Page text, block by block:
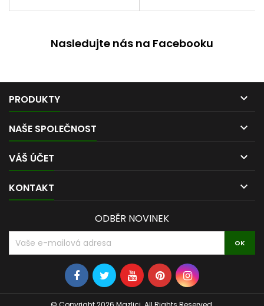
Nasledujte nás na Facebooku
PRODUKTY 
NAŠE SPOLEČNOST 
VÁŠ ÚČET 
KONTAKT 
ODBĚR NOVINEK